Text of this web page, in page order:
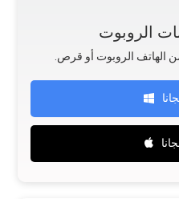
الروبوت
الهاتف الروبوت أو قرص